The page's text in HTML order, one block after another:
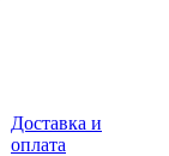
Доставка и
оплата